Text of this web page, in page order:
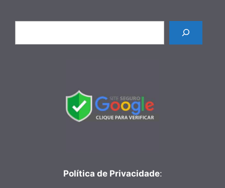
Política de Privacidade: